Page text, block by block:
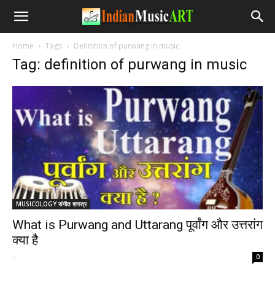
Home Tags Definition of purwang in music
Tag: definition of purwang in music
MUSICOLOGY संगीत शास्त्र
What is Purwang and Uttarang पूर्वांग और उत्तरांग
क्या है
- 0